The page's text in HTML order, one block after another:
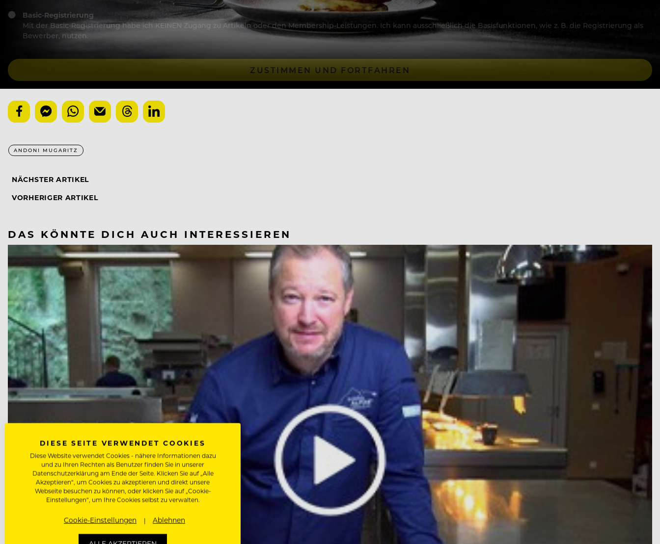
Basic-Registrierung
Mit der Basic-Registrierung habe ich KEINEN Zugang zu Artikeln oder den Membership-Leistungen. Ich kann ausschließlich die Basisfunktionen, wie z. B. die Registrierung als
Bewerber, nutzen.
ZUSTIMMEN UND FORTFAHREN
ANDONI MUGARITZ
NÄCHSTER ARTIKEL
VORHERIGER ARTIKEL
DAS KÖNNTE DICH AUCH INTERESSIEREN
DIESE SEITE VERWENDET COOKIES
Diese Website verwendet Cookies - nähere Informationen dazu
und zu Ihren Rechten als Benutzer finden Sie in unserer
Datenschutzerklärung am Ende der Seite. Klicken Sie auf „Alle
Akzeptieren“, um Cookies zu akzeptieren und direkt unsere
Webseite besuchen zu können, oder klicken Sie auf „Cookie-
Einstellungen“, um Ihre Cookies selbst zu verwalten.
Cookie-Einstellungen Ablehnen